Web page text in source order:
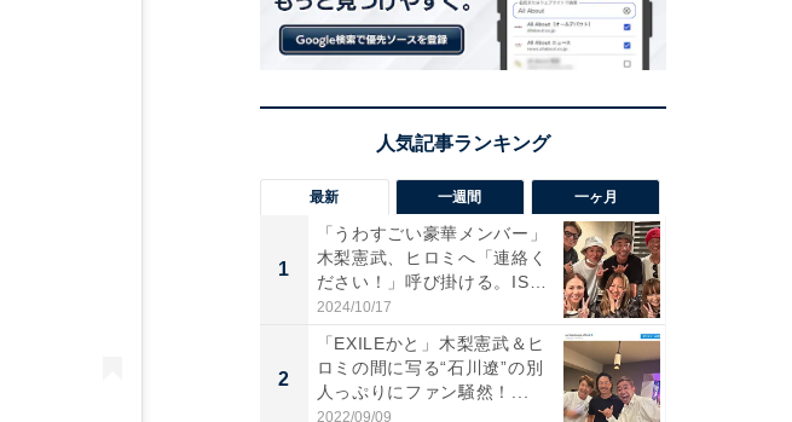
最新 一週間 一ヶ月
1
「うわすごい豪華メンバー」
木梨憲武、ヒロミへ「連絡く
ださい！」呼び掛ける。IS
S...
2024/10/17
2
「EXILEかと」木梨憲武＆ヒ
ロミの間に写る“石川遼”の別
人っぷりにファン騒然！...
2022/09/09